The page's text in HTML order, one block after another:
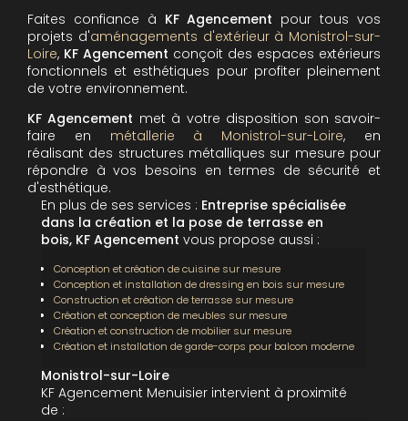
Faites confiance à KF Agencement pour tous vos
projets d'aménagements d'extérieur à Monistrol-sur-
Loire, KF Agencement conçoit des espaces extérieurs
fonctionnels et esthétiques pour profiter pleinement
de votre environnement.
KF Agencement met à votre disposition son savoir-
faire en métallerie à Monistrol-sur-Loire, en
réalisant des structures métalliques sur mesure pour
répondre à vos besoins en termes de sécurité et
d'esthétique.
En plus de ses services : Entreprise spécialisée
dans la création et la pose de terrasse en
bois, KF Agencement vous propose aussi :
Conception et création de cuisine sur mesure
Conception et installation de dressing en bois sur mesure
Construction et création de terrasse sur mesure
Création et conception de meubles sur mesure
Création et construction de mobilier sur mesure
Création et installation de garde-corps pour balcon moderne
Monistrol-sur-Loire
KF Agencement Menuisier intervient à proximité
de :